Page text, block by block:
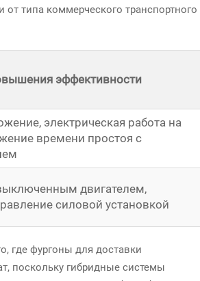
типа коммерческого транспортного
эффективности
электрическая работа на
времени простоя с
двигателем,
силовой установкой
где фургоны для доставки
поскольку гибридные системы